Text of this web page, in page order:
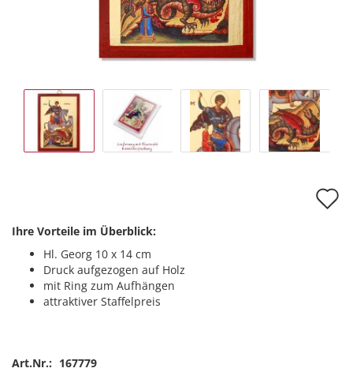
Ihre Vorteile im Überblick:
Hl. Georg 10 x 14 cm
Druck aufgezogen auf Holz
mit Ring zum Aufhängen
attraktiver Staffelpreis
Art.Nr.: 167779